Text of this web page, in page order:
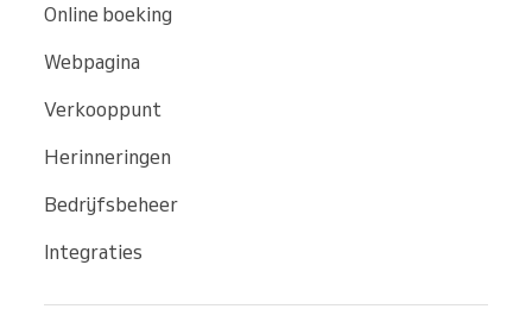
Online boeking
Webpagina
Verkooppunt
Herinneringen
Bedrijfsbeheer
Integraties